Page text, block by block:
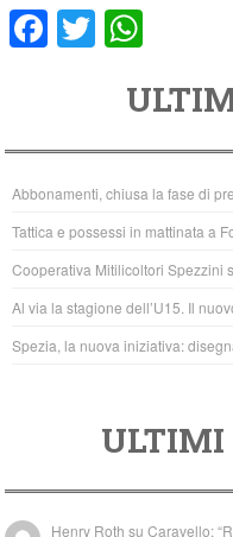
F
a
e
b
o
o
k
T
wi
er
at
s
A
p
p
Abbonamenti, chiusa la fase di
Tattica e possessi in mattinata a
Cooperativa Mitilicoltori Spezzini
Al via la stagione dell’U15. Il
Spezia, la nuova iniziativa:
ULTIMI
Henry Roth suCaravello: